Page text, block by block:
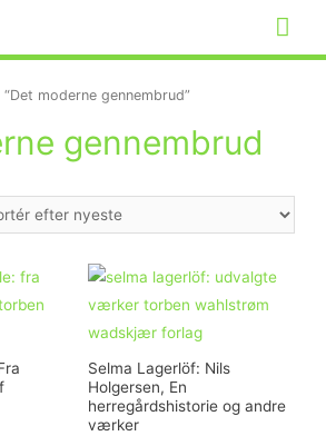
moderne gennembrud”
gennembrud
Selma Lagerlöf: Nils
Holgersen, En
herregårdshistorie og andre
værker